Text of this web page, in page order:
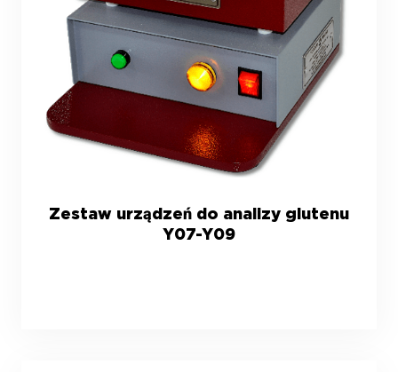
Zestaw urządzeń do analizy glutenu
Y07-Y09